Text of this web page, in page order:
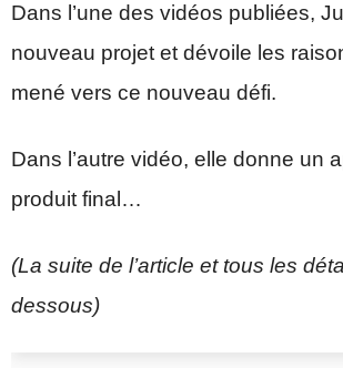
Dans l’une des vidéos publiées,
nouveau projet et dévoile les
mené vers ce nouveau défi.
Dans l’autre vidéo, elle donne un
produit final…
(La suite de l’article et tous les
dessous)